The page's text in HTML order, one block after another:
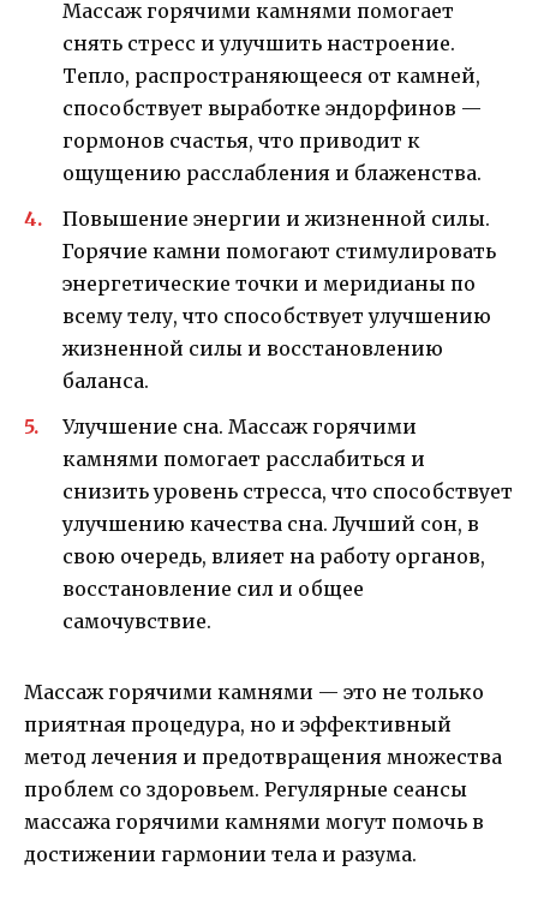
Массаж горячими камнями помогает
снять стресс и улучшить настроение.
Тепло, распространяющееся от камней,
способствует выработке эндорфинов —
гормонов счастья, что приводит к
ощущению расслабления и блаженства.
Повышение энергии и жизненной силы.
Горячие камни помогают стимулировать
энергетические точки и меридианы по
всему телу, что способствует улучшению
жизненной силы и восстановлению
баланса.
Улучшение сна. Массаж горячими
камнями помогает расслабиться и
снизить уровень стресса, что способствует
улучшению качества сна. Лучший сон, в
свою очередь, влияет на работу органов,
восстановление сил и общее
самочувствие.
Массаж горячими камнями — это не только
приятная процедура, но и эффективный
метод лечения и предотвращения множества
проблем со здоровьем. Регулярные сеансы
массажа горячими камнями могут помочь в
достижении гармонии тела и разума.